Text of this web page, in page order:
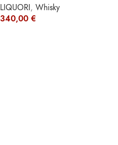
LIQUORI, Whisky
340,00 €